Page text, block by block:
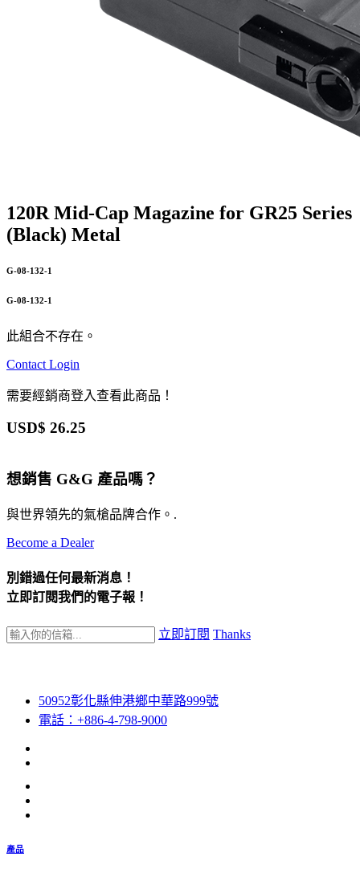
120R Mid-Cap Magazine for GR25 Series
(Black) Metal
G-08-132-1
G-08-132-1
此組合不存在。
Contact Login
需要經銷商登入查看此商品！
USD$ 26.25
想銷售 G&G 產品嗎？
與世界領先的氣槍品牌合作。.
Become a Dealer
別錯過任何最新消息！
立即訂閱我們的電子報！
立即訂閱 Thanks
50952彰化縣伸港鄉中華路999號
電話：+886-4-798-9000
產品